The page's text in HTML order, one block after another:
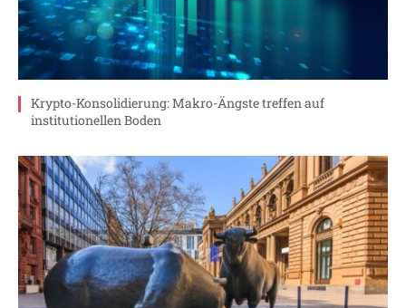
Krypto-Konsolidierung: Makro-Ängste treffen auf
institutionellen Boden